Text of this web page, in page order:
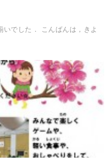
でした． こんばんは，きよ